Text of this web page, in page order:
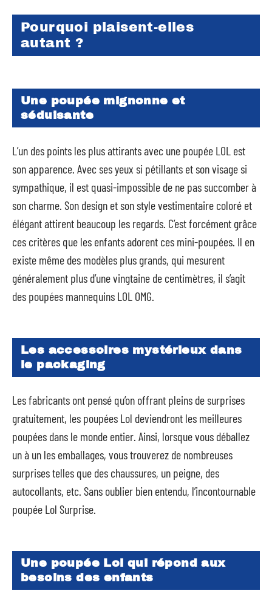
Pourquoi plaisent-elles
autant ?
Une poupée mignonne et
séduisante
L’un des points les plus attirants avec une poupée LOL est
son apparence. Avec ses yeux si pétillants et son visage si
sympathique, il est quasi-impossible de ne pas succomber à
son charme. Son design et son style vestimentaire coloré et
élégant attirent beaucoup les regards. C’est forcément grâce
ces critères que les enfants adorent ces mini-poupées. Il en
existe même des modèles plus grands, qui mesurent
généralement plus d’une vingtaine de centimètres, il s’agit
des poupées mannequins LOL OMG.
Les accessoires mystérieux dans
le packaging
Les fabricants ont pensé qu’on offrant pleins de surprises
gratuitement, les poupées Lol deviendront les meilleures
poupées dans le monde entier. Ainsi, lorsque vous déballez
un à un les emballages, vous trouverez de nombreuses
surprises telles que des chaussures, un peigne, des
autocollants, etc. Sans oublier bien entendu, l’incontournable
poupée Lol Surprise.
Une poupée Lol qui répond aux
besoins des enfants